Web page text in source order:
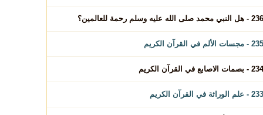
236 - هل النبي محمد صلى الله عليه وسلم رحمة للعالمين؟
235 - مجسات الألم في القرآن الكريم
234 - بصمات الاصابع في القرآن الكريم
233 - علم الوراثة في القرآن الكريم